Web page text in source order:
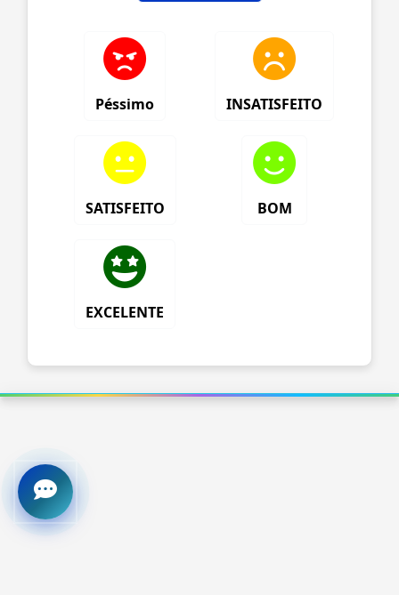
Péssimo INSATISFEITO
SATISFEITO BOM
EXCELENTE